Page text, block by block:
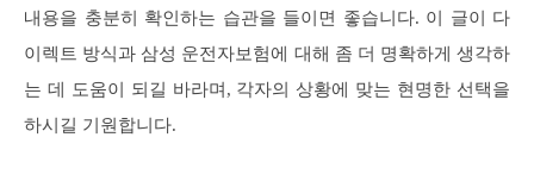
내용을 충분히 확인하는 습관을 들이면 좋습니다. 이 글이 다
이렉트 방식과 삼성 운전자보험에 대해 좀 더 명확하게 생각하
는 데 도움이 되길 바라며, 각자의 상황에 맞는 현명한 선택을
하시길 기원합니다.